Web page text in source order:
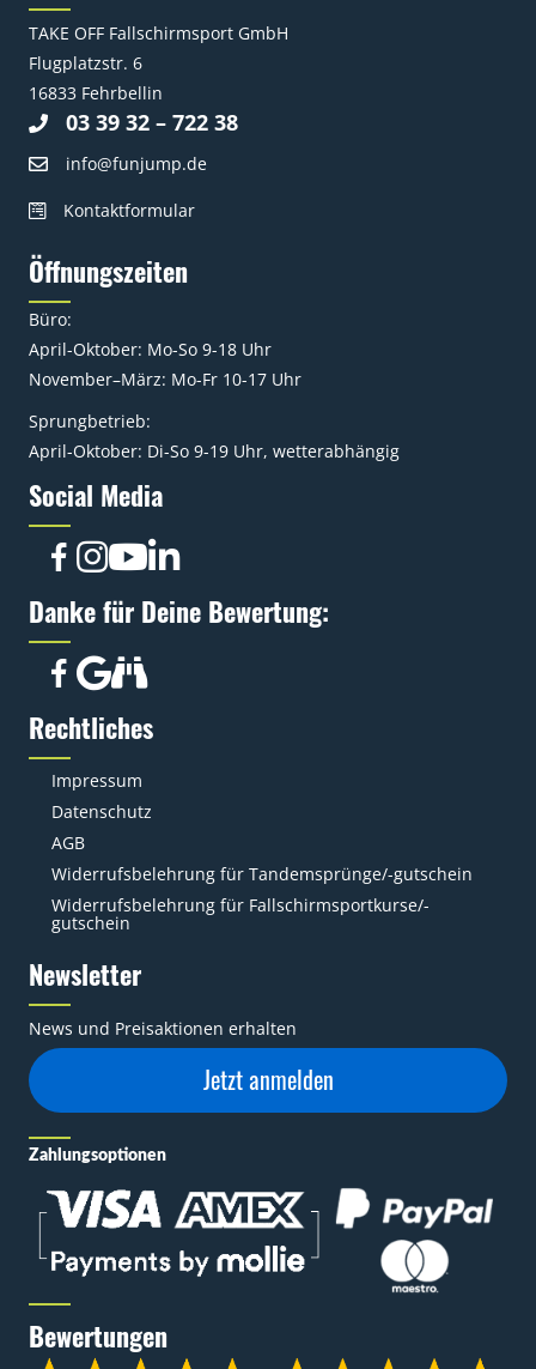
TAKE OFF Fallschirmsport GmbH
Flugplatzstr. 6
16833 Fehrbellin
03 39 32 – 722 38
info@funjump.de
Kontaktformular
Öffnungszeiten
Büro:
April-Oktober: Mo-So 9-18 Uhr
November–März: Mo-Fr 10-17 Uhr
Sprungbetrieb:
April-Oktober: Di-So 9-19 Uhr, wetterabhängig
Social Media
Danke für Deine Bewertung:
Rechtliches
Impressum
Datenschutz
AGB
Widerrufsbelehrung für Tandemsprünge/-gutschein
Widerrufsbelehrung für Fallschirmsportkurse/-
gutschein
Newsletter
News und Preisaktionen erhalten
Jetzt anmelden
Zahlungsoptionen
Bewertungen